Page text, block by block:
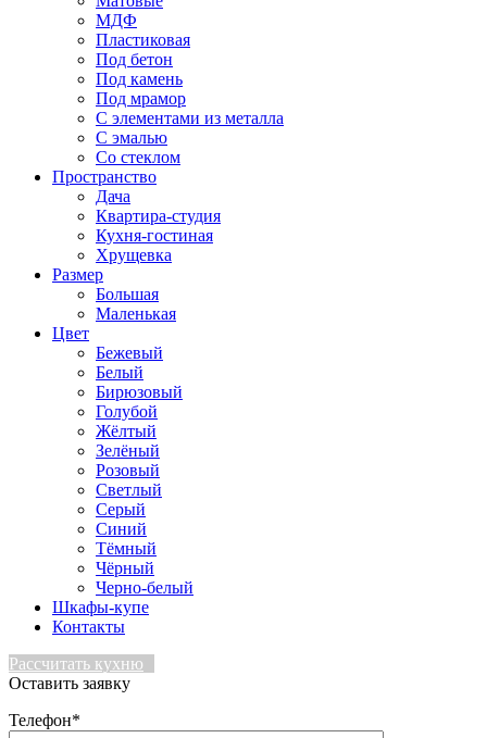
МДФ
Пластиковая
Под бетон
Под камень
Под мрамор
С элементами из металла
С эмалью
Со стеклом
Пространство
Дача
Квартира-студия
Кухня-гостиная
Хрущевка
Размер
Большая
Маленькая
Цвет
Бежевый
Белый
Бирюзовый
Голубой
Жёлтый
Зелёный
Розовый
Светлый
Серый
Синий
Тёмный
Чёрный
Черно-белый
Шкафы-купе
Контакты
Рассчитать кухню
Оставить заявку
Телефон*